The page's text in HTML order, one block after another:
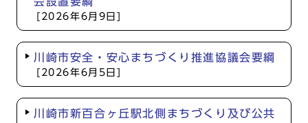
[2026年6月9日]
川崎市安全・安心まちづくり推進協議会要綱
[2026年6月5日]
川崎市新百合ヶ丘駅北側まちづくり及び公共